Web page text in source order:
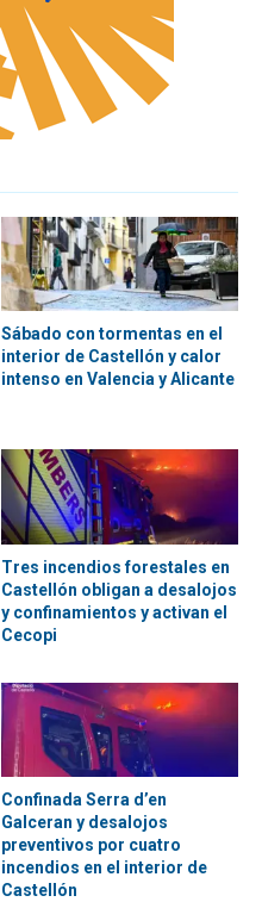
Sábado con tormentas en el
interior de Castellón y calor
intenso en Valencia y Alicante
Tres incendios forestales en
Castellón obligan a desalojos
y confinamientos y activan el
Cecopi
Confinada Serra d’en
Galceran y desalojos
preventivos por cuatro
incendios en el interior de
Castellón